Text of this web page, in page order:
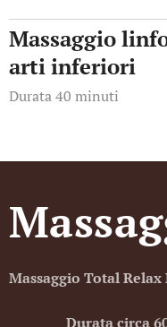
Massaggio
arti inferiori
Durata 40 minuti
Massaggio Total
Durata circa